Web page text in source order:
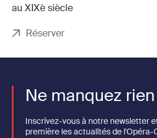
au XIXè siècle
Réserver
Ne manquez
Inscrivez-vous à notre newsletter
première les actualités de l'Opéra-